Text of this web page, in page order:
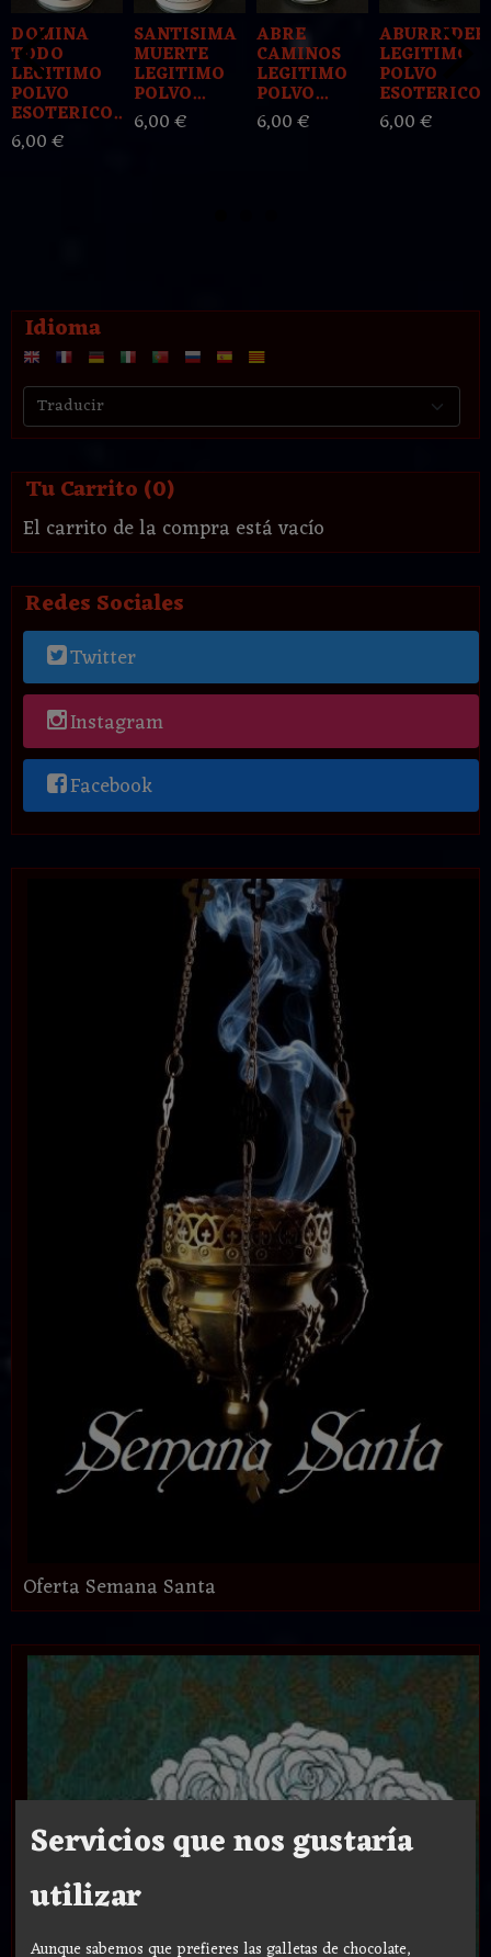
Idioma
Tu Carrito (0)
El carrito de la compra está vacío
Redes Sociales
Twitter
Instagram
Facebook
Oferta Semana Santa
DOMINA
TODO
LEGITIMO
POLVO
ESOTERICO...
6,00 €
SANTISIMA
MUERTE
LEGITIMO
POLVO...
6,00 €
ABRE
CAMINOS
LEGITIMO
POLVO...
6,00 €
LEGITIMO
POLVO
6,00 €
Servicios que nos gustaría
utilizar
Aunque sabemos que prefieres las galletas de chocolate,